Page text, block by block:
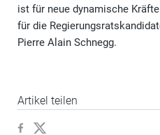
ist für neue dynamische
für die
Pierre Alain Schnegg.
Artikel teilen